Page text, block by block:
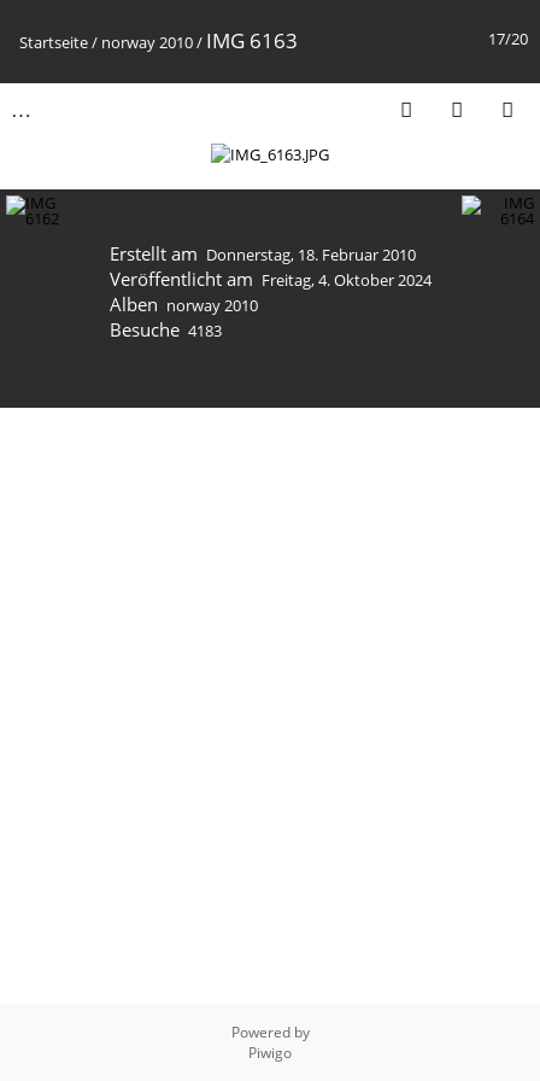
17/20
Startseite/ norway 2010/ IMG 6163
Erstellt am Donnerstag, 18. Februar 2010
Veröffentlicht am Freitag, 4. Oktober 2024
Alben norway 2010
Besuche 4183
Powered by
Piwigo